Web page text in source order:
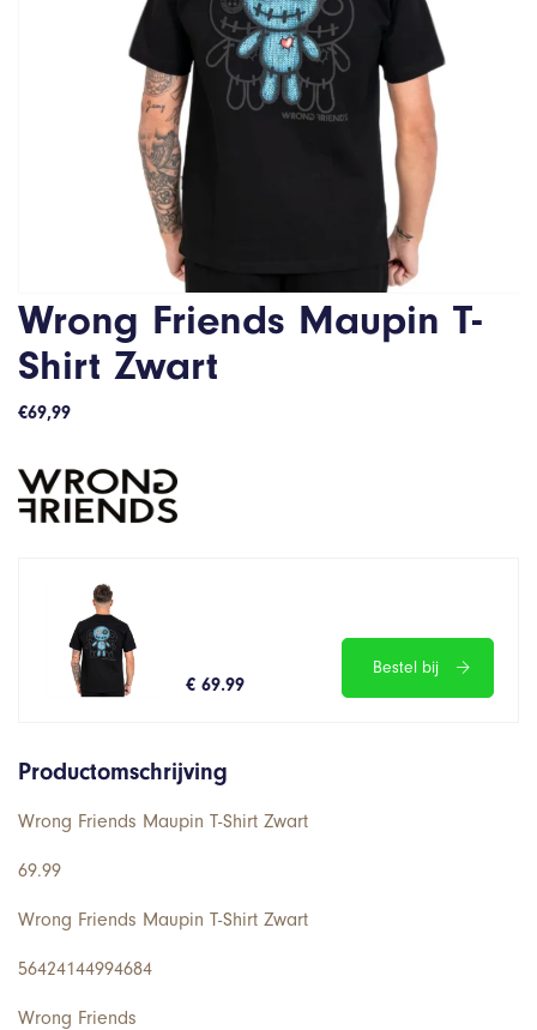
Wrong Friends Maupin T-
Shirt Zwart
€69,99
€ 69.99
Bestel bij
Productomschrijving
Wrong Friends Maupin T-Shirt Zwart
69.99
Wrong Friends Maupin T-Shirt Zwart
56424144994684
Wrong Friends